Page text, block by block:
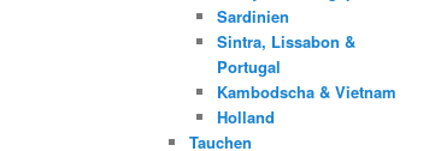
Sardinien
Sintra, Lissabon &
Portugal
Kambodscha & Vietnam
Holland
Tauchen